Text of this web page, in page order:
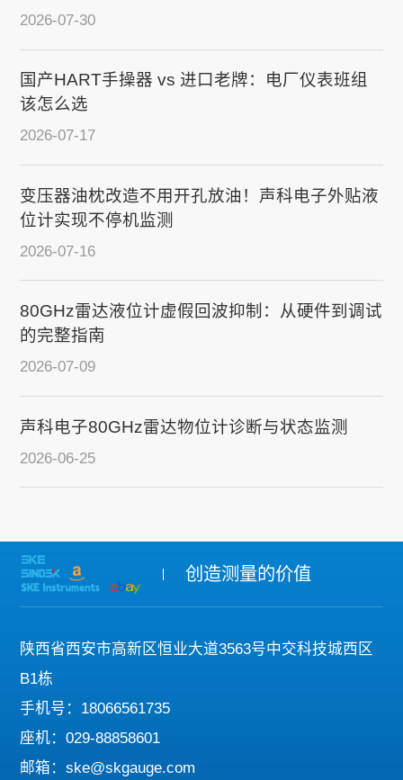
2026-07-30
国产HART手操器 vs 进口老牌：电厂仪表班组
该怎么选
2026-07-17
变压器油枕改造不用开孔放油！声科电子外贴液
位计实现不停机监测
2026-07-16
80GHz雷达液位计虚假回波抑制：从硬件到调试
的完整指南
2026-07-09
声科电子80GHz雷达物位计诊断与状态监测
2026-06-25
创造测量的价值
陕西省西安市高新区恒业大道3563号中交科技城西区
B1栋
手机号：18066561735
座机：029-88858601
邮箱：ske@skgauge.com